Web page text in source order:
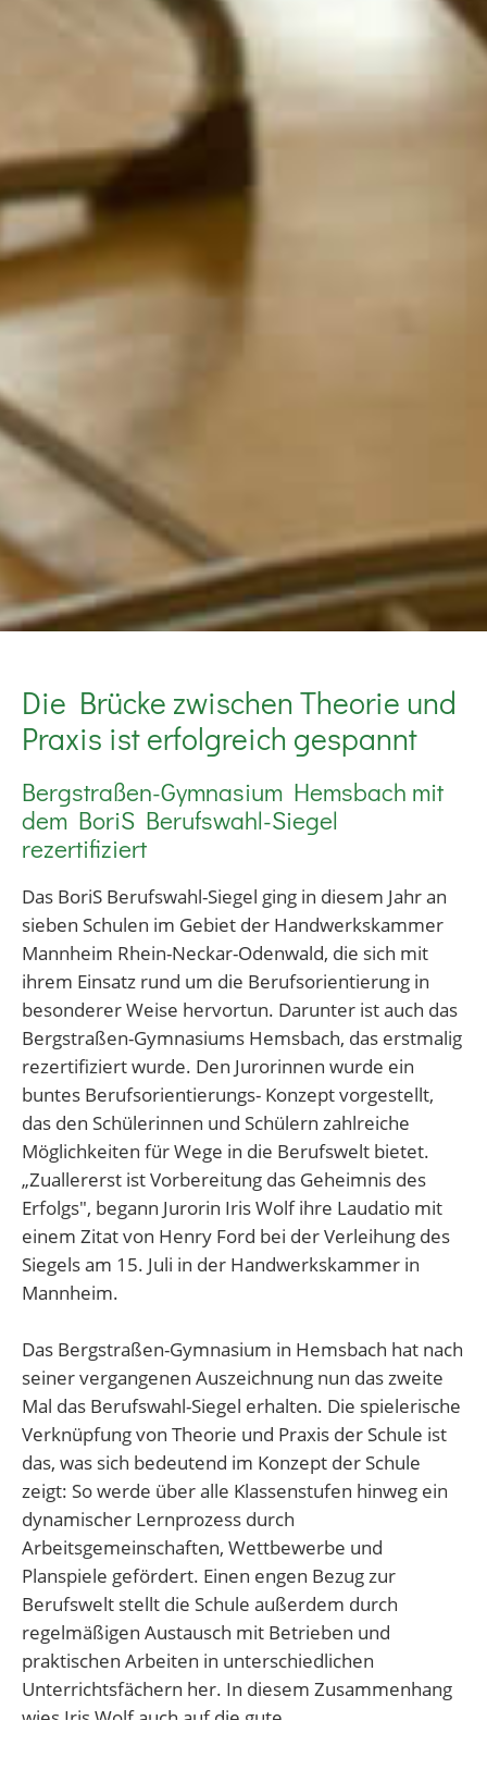
Die Brücke zwischen Theorie und
Praxis ist erfolgreich gespannt
Bergstraßen-Gymnasium Hemsbach mit
dem BoriS Berufswahl-Siegel
rezertifiziert
Das BoriS Berufswahl-Siegel ging in diesem Jahr an
sieben Schulen im Gebiet der Handwerkskammer
Mannheim Rhein-Neckar-Odenwald, die sich mit
ihrem Einsatz rund um die Berufsorientierung in
besonderer Weise hervortun. Darunter ist auch das
Bergstraßen-Gymnasiums Hemsbach, das erstmalig
rezertifiziert wurde. Den Jurorinnen wurde ein
buntes Berufsorientierungs- Konzept vorgestellt,
das den Schülerinnen und Schülern zahlreiche
Möglichkeiten für Wege in die Berufswelt bietet.
„Zuallererst ist Vorbereitung das Geheimnis des
Erfolgs", begann Jurorin Iris Wolf ihre Laudatio mit
einem Zitat von Henry Ford bei der Verleihung des
Siegels am 15. Juli in der Handwerkskammer in
Mannheim.
Das Bergstraßen-Gymnasium in Hemsbach hat nach
seiner vergangenen Auszeichnung nun das zweite
Mal das Berufswahl-Siegel erhalten. Die spielerische
Verknüpfung von Theorie und Praxis der Schule ist
das, was sich bedeutend im Konzept der Schule
zeigt: So werde über alle Klassenstufen hinweg ein
dynamischer Lernprozess durch
Arbeitsgemeinschaften, Wettbewerbe und
Planspiele gefördert. Einen engen Bezug zur
Berufswelt stellt die Schule außerdem durch
regelmäßigen Austausch mit Betrieben und
praktischen Arbeiten in unterschiedlichen
Unterrichtsfächern her. In diesem Zusammenhang
wies Iris Wolf auch auf die gute